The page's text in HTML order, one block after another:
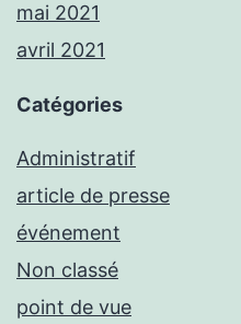
mai 2021
avril 2021
Catégories
Administratif
article de presse
événement
Non classé
point de vue